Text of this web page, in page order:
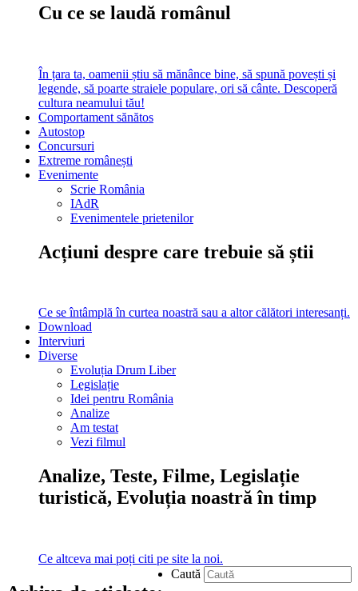
Cu ce se laudă românul
În țara ta, oamenii știu să mănânce bine, să spună povești și
legende, să poarte straiele populare, ori să cânte. Descoperă
cultura neamului tău!
Comportament sănătos
Autostop
Concursuri
Extreme românești
Evenimente
Scrie România
IAdR
Evenimentele prietenilor
Acțiuni despre care trebuie să știi
Ce se întâmplă în curtea noastră sau a altor călători interesanți.
Download
Interviuri
Diverse
Evoluția Drum Liber
Legislație
Idei pentru România
Analize
Am testat
Vezi filmul
Analize, Teste, Filme, Legislație
turistică, Evoluția noastră în timp
Ce altceva mai poți citi pe site la noi.
Caută